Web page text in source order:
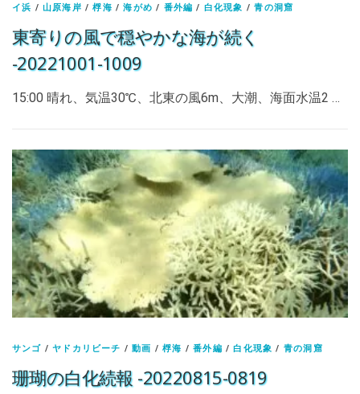
イ浜 /山原海岸 /桴海 /海がめ / 番外編 / 白化現象 /青の洞窟
東寄りの風で穏やかな海が続く
-20221001-1009
15:00 晴れ、気温30℃、北東の風6m、大潮、海面水温2 …
サンゴ /ヤドカリビーチ /動画 /桴海 /番外編 /白化現象 / 青の洞窟
珊瑚の白化続報 -20220815-0819